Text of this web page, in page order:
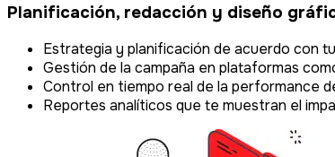
Planificación, redacción y diseño
Estrategia y planificación de acuerdo con
Gestión de la campaña en plataformas
Control en tiempo real de la performance
Reportes analíticos que te muestran el